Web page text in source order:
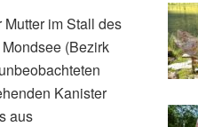
im Stall des
(Bezirk
Kanister
aus